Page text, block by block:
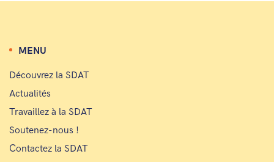
MENU
Découvrez la SDAT
Actualités
Travaillez à la SDAT
Soutenez-nous !
Contactez la SDAT